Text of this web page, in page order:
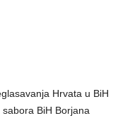
Hrvata u BiH
BiH Borjana